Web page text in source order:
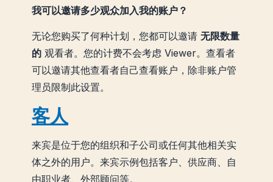
我可以邀请多少观众加入我的账户？
无论您购买了何种计划，您都可以邀请 无限数量
的 观看者。您的计费不会考虑 Viewer。查看者
可以邀请其他查看者自己查看账户，除非账户管
理员限制此设置。
客人
来宾是位于您的组织和子公司或任何其他相关实
体之外的用户。来宾示例包括客户、供应商、自
由职业者、外部顾问等。